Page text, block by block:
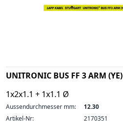
UNITRONIC BUS FF 3 ARM (YE)
1x2x1.1 + 1x1.1 Ø
Aussendurchmesser mm:
12.30
Artikel-Nr:
2170351